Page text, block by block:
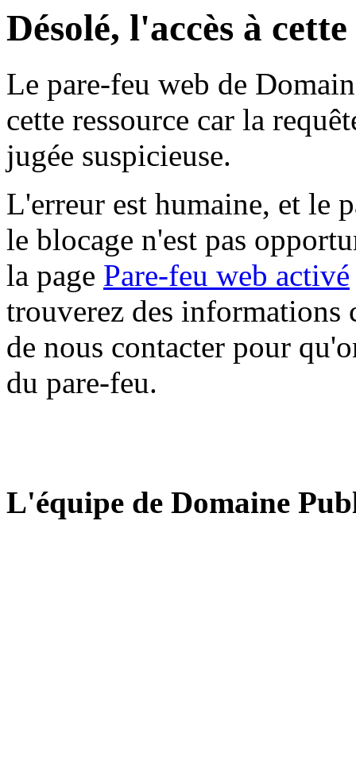
Désolé, l'accès à
Le pare-feu web de
cette ressource car la
jugée suspicieuse.
L'erreur est humaine, et le
le blocage n'est pas
la page Pare-feu web activé
trouverez des informations
de nous contacter pour
du pare-feu.
L'équipe de Domaine